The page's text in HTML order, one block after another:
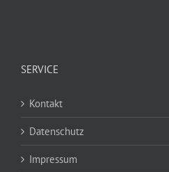
SERVICE
Kontakt
Datenschutz
Impressum